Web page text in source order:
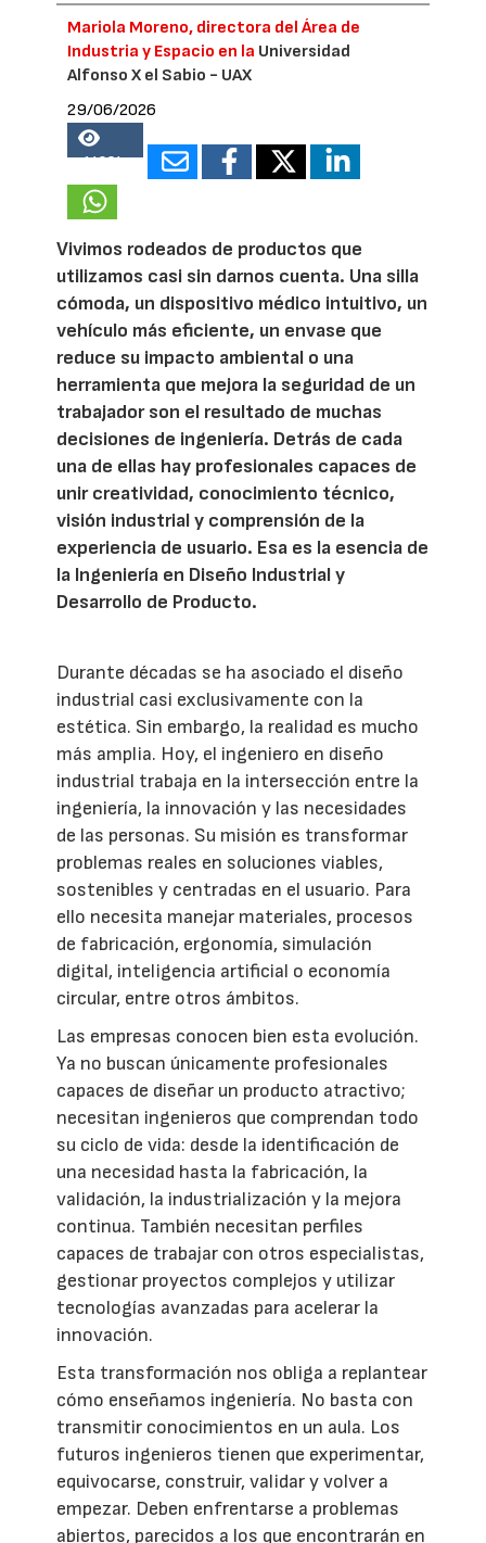
Mariola Moreno, directora del Área de
Industria y Espacio en la Universidad
Alfonso X el Sabio - UAX
29/06/2026
14834
Vivimos rodeados de productos que
utilizamos casi sin darnos cuenta. Una silla
cómoda, un dispositivo médico intuitivo, un
vehículo más eficiente, un envase que
reduce su impacto ambiental o una
herramienta que mejora la seguridad de un
trabajador son el resultado de muchas
decisiones de ingeniería. Detrás de cada
una de ellas hay profesionales capaces de
unir creatividad, conocimiento técnico,
visión industrial y comprensión de la
experiencia de usuario. Esa es la esencia de
la Ingeniería en Diseño Industrial y
Desarrollo de Producto.
Durante décadas se ha asociado el diseño
industrial casi exclusivamente con la
estética. Sin embargo, la realidad es mucho
más amplia. Hoy, el ingeniero en diseño
industrial trabaja en la intersección entre la
ingeniería, la innovación y las necesidades
de las personas. Su misión es transformar
problemas reales en soluciones viables,
sostenibles y centradas en el usuario. Para
ello necesita manejar materiales, procesos
de fabricación, ergonomía, simulación
digital, inteligencia artificial o economía
circular, entre otros ámbitos.
Las empresas conocen bien esta evolución.
Ya no buscan únicamente profesionales
capaces de diseñar un producto atractivo;
necesitan ingenieros que comprendan todo
su ciclo de vida: desde la identificación de
una necesidad hasta la fabricación, la
validación, la industrialización y la mejora
continua. También necesitan perfiles
capaces de trabajar con otros especialistas,
gestionar proyectos complejos y utilizar
tecnologías avanzadas para acelerar la
innovación.
Esta transformación nos obliga a replantear
cómo enseñamos ingeniería. No basta con
transmitir conocimientos en un aula. Los
futuros ingenieros tienen que experimentar,
equivocarse, construir, validar y volver a
empezar. Deben enfrentarse a problemas
abiertos, parecidos a los que encontrarán en